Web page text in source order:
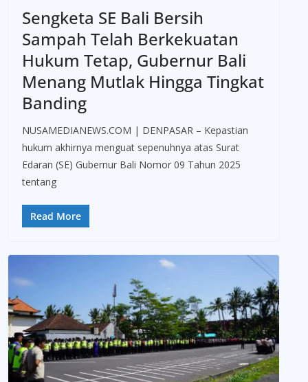
Sengketa SE Bali Bersih
Sampah Telah Berkekuatan
Hukum Tetap, Gubernur Bali
Menang Mutlak Hingga Tingkat
Banding
NUSAMEDIANEWS.COM | DENPASAR – Kepastian
hukum akhirnya menguat sepenuhnya atas Surat
Edaran (SE) Gubernur Bali Nomor 09 Tahun 2025
tentang
Read More